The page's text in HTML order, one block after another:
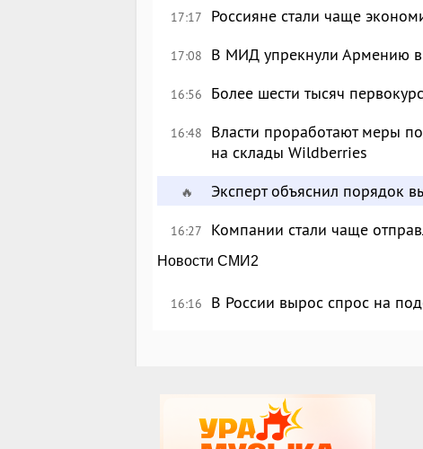
17:17 Россияне стали чаще
17:08 В МИД упрекнули Армению в
16:56 Более шести тысяч
16:48
Власти проработают меры
на склады Wildberries
🔥 Эксперт объяснил порядок
16:27 Компании стали чаще
Новости СМИ2
16:16 В России вырос спрос на